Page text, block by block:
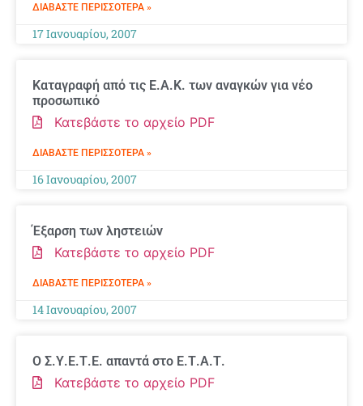
ΔΙΑΒΆΣΤΕ ΠΕΡΙΣΣΌΤΕΡΑ »
17 Ιανουαρίου, 2007
Καταγραφή από τις Ε.Α.Κ. των αναγκών για νέο
προσωπικό
Κατεβάστε το αρχείο PDF
ΔΙΑΒΆΣΤΕ ΠΕΡΙΣΣΌΤΕΡΑ »
16 Ιανουαρίου, 2007
Έξαρση των ληστειών
Κατεβάστε το αρχείο PDF
ΔΙΑΒΆΣΤΕ ΠΕΡΙΣΣΌΤΕΡΑ »
14 Ιανουαρίου, 2007
Ο Σ.Υ.Ε.Τ.Ε. απαντά στο Ε.Τ.Α.Τ.
Κατεβάστε το αρχείο PDF